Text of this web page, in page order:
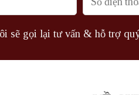
sẽ gọi lại tư vấn & hỗ trợ